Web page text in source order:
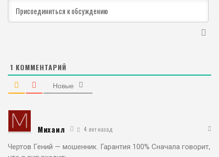
1 КОММЕНТАРИЙ
Новые
Михаил 4 лет назад
Чертов Гений — мошенник. Гарантия 100% Сначала говорит,